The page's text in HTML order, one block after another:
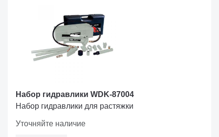
Набор гидравлики WDK-87004
Набор гидравлики для растяжки
Уточняйте наличие